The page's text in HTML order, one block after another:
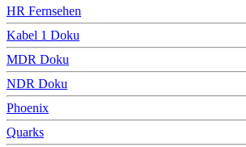
HR Fernsehen
Kabel 1 Doku
MDR Doku
NDR Doku
Phoenix
Quarks